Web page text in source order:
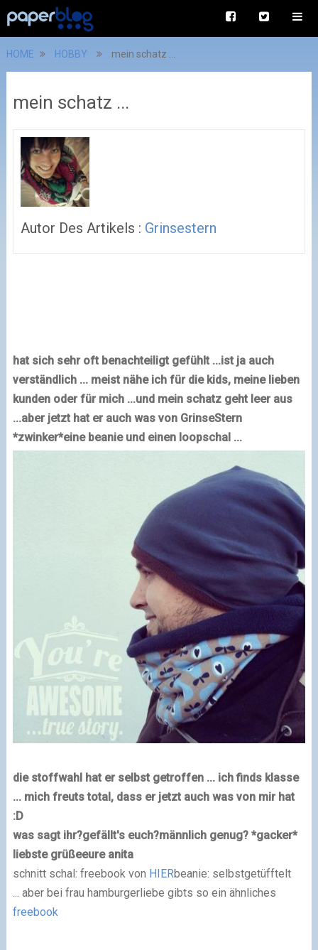
HOME HOBBY mein schatz ...
mein schatz ...
Autor Des Artikels : Grinsestern
hat sich sehr oft benachteiligt gefühlt ...ist ja auch
verständlich ... meist nähe ich für die kids, meine lieben
kunden oder für mich ...und mein schatz geht leer aus
...aber jetzt hat er auch was von GrinseStern
*zwinker*eine beanie und einen loopschal ...
die stoffwahl hat er selbst getroffen ... ich finds klasse
...mich freuts total, dass er jetzt auch was von mir hat
:D
was sagt ihr?gefällt's euch?männlich genug? *gacker*
liebste grüßeeure anita
schnitt schal: freebook von HIERbeanie: selbstgetüfftelt
... aber bei frau hamburgerliebe gibts so ein ähnliches
freebook